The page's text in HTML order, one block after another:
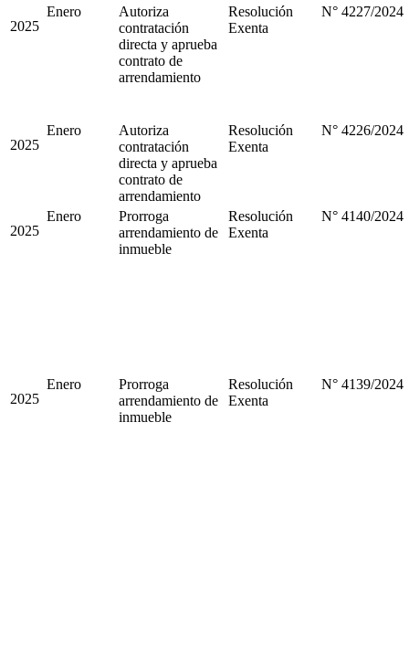
2025
Enero
Autoriza
contratación
directa y aprueba
contrato de
arrendamiento
Resolución
Exenta
N° 4227/2024
2025
Enero
Autoriza
contratación
directa y aprueba
contrato de
arrendamiento
Resolución
Exenta
N° 4226/2024
2025
Enero
Prorroga
arrendamiento de
inmueble
Resolución
Exenta
N° 4140/2024
2025
Enero
Prorroga
arrendamiento de
inmueble
Resolución
Exenta
N° 4139/2024